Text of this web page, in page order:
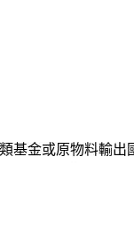
金或原物料輸出